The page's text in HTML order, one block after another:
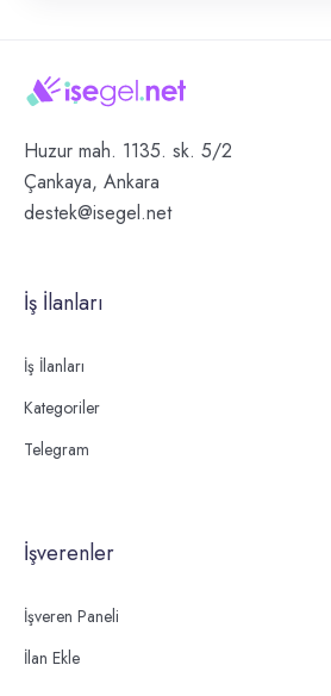
Huzur mah. 1135. sk. 5/2
Çankaya, Ankara
destek@isegel.net
İş İlanları
İş İlanları
Kategoriler
Telegram
İşverenler
İşveren Paneli
İlan Ekle